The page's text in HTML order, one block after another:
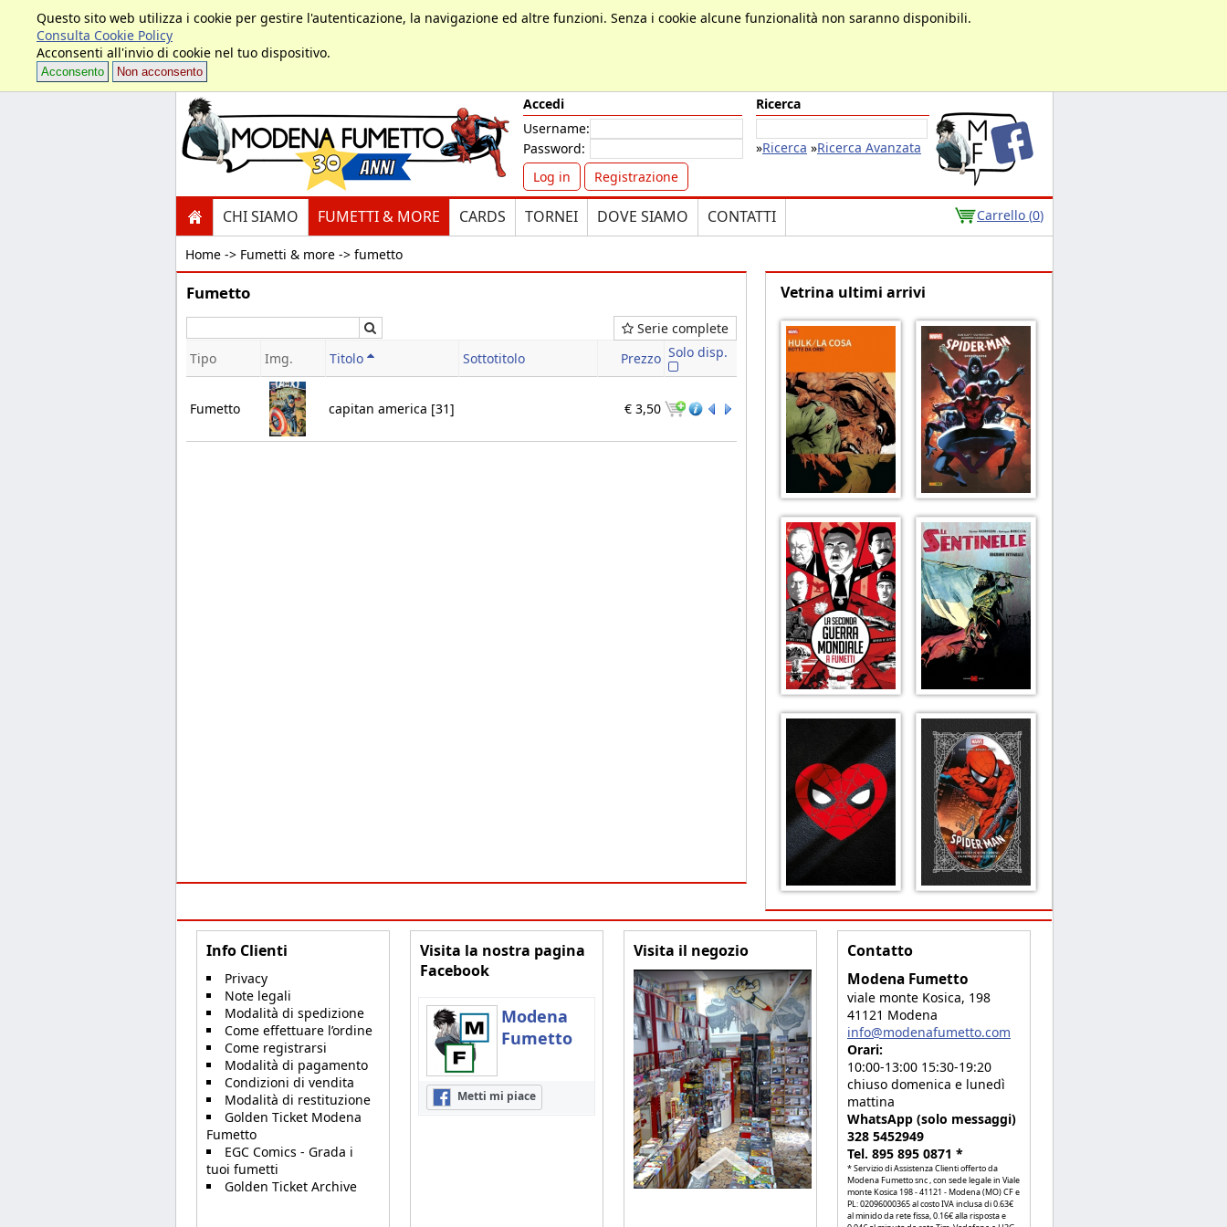
Questo sito web utilizza i cookie per gestire l'autenticazione, la navigazione ed altre funzioni. Senza i cookie alcune funzionalità non saranno disponibili.
Consulta Cookie Policy
Acconsenti all'invio di cookie nel tuo dispositivo.
Acconsento Non acconsento
Accedi
Username:
Password:
Log in
Registrazione
Ricerca
»Ricerca »Ricerca Avanzata
CHI SIAMO FUMETTI & MORE CARDS TORNEI DOVE SIAMO CONTATTI Carrello (0)
Home -> Fumetti & more -> fumetto
Fumetto
Serie complete
Tipo Img. Titolo Sottotitolo Prezzo Solo disp.
Fumetto capitan america [31] € 3,50
Vetrina ultimi arrivi
Info Clienti
Privacy
Note legali
Modalità di spedizione
Come effettuare l’ordine
Come registrarsi
Modalità di pagamento
Condizioni di vendita
Modalità di restituzione
Golden Ticket Modena
Fumetto
EGC Comics - Grada i
tuoi fumetti
Golden Ticket Archive
Visita la nostra pagina
Facebook
Modena
Fumetto
Metti mi piace
Visita il negozio Contatto
Modena Fumetto
viale monte Kosica, 198
41121 Modena
info@modenafumetto.com
Orari:
10:00-13:00 15:30-19:20
chiuso domenica e lunedì
mattina
WhatsApp (solo messaggi)
328 5452949
Tel. 895 895 0871 *
* Servizio di Assistenza Clienti offerto da
Modena Fumetto snc , con sede legale in Viale
monte Kosica 198 - 41121 - Modena (MO) CF e
PL: 02096000365 al costo IVA inclusa di 0.63€
al minido da rete fissa, 0.16€ alla risposta e